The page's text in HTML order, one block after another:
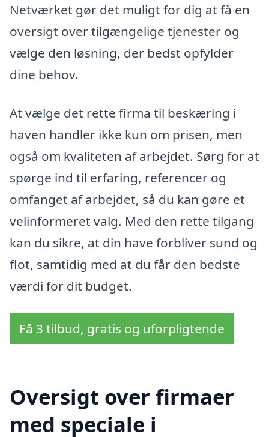
Netværket gør det muligt for dig at få en
oversigt over tilgængelige tjenester og
vælge den løsning, der bedst opfylder
dine behov.
At vælge det rette firma til beskæring i
haven handler ikke kun om prisen, men
også om kvaliteten af arbejdet. Sørg for at
spørge ind til erfaring, referencer og
omfanget af arbejdet, så du kan gøre et
velinformeret valg. Med den rette tilgang
kan du sikre, at din have forbliver sund og
flot, samtidig med at du får den bedste
værdi for dit budget.
Få 3 tilbud, gratis og uforpligtende
Oversigt over firmaer
med speciale i